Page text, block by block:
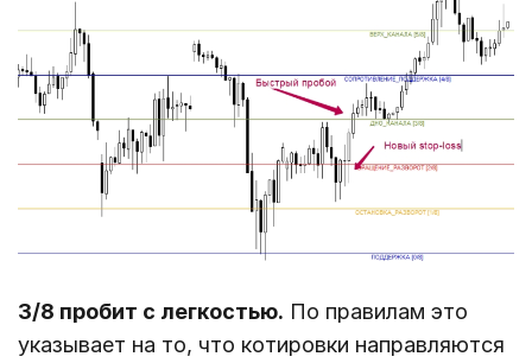
3/8 пробит с легкостью. По правилам это
указывает на то, что котировки направляются